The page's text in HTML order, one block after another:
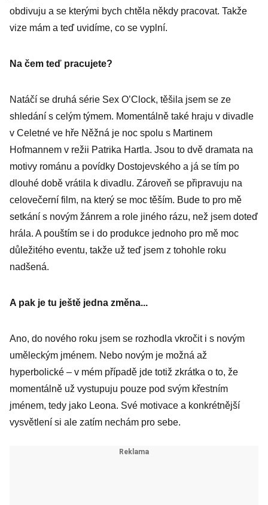
obdivuju a se kterými bych chtěla někdy pracovat. Takže
vize mám a teď uvidíme, co se vyplní.
Na čem teď pracujete?
Natáčí se druhá série Sex O’Clock, těšila jsem se ze
shledání s celým týmem. Momentálně také hraju v divadle
v Celetné ve hře Něžná je noc spolu s Martinem
Hofmannem v režii Patrika Hartla. Jsou to dvě dramata na
motivy románu a povídky Dostojevského a já se tím po
dlouhé době vrátila k divadlu. Zároveň se připravuju na
celovečerní film, na který se moc těším. Bude to pro mě
setkání s novým žánrem a role jiného rázu, než jsem doteď
hrála. A pouštím se i do produkce jednoho pro mě moc
důležitého eventu, takže už teď jsem z tohohle roku
nadšená.
A pak je tu ještě jedna změna...
Ano, do nového roku jsem se rozhodla vkročit i s novým
uměleckým jménem. Nebo novým je možná až
hyperbolické – v mém případě jde totiž zkrátka o to, že
momentálně už vystupuju pouze pod svým křestním
jménem, tedy jako Leona. Své motivace a konkrétnější
vysvětlení si ale zatím nechám pro sebe.